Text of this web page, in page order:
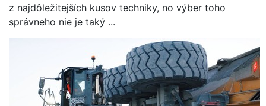
z najdôležitejších kusov techniky, no výber toho
správneho nie je taký ...